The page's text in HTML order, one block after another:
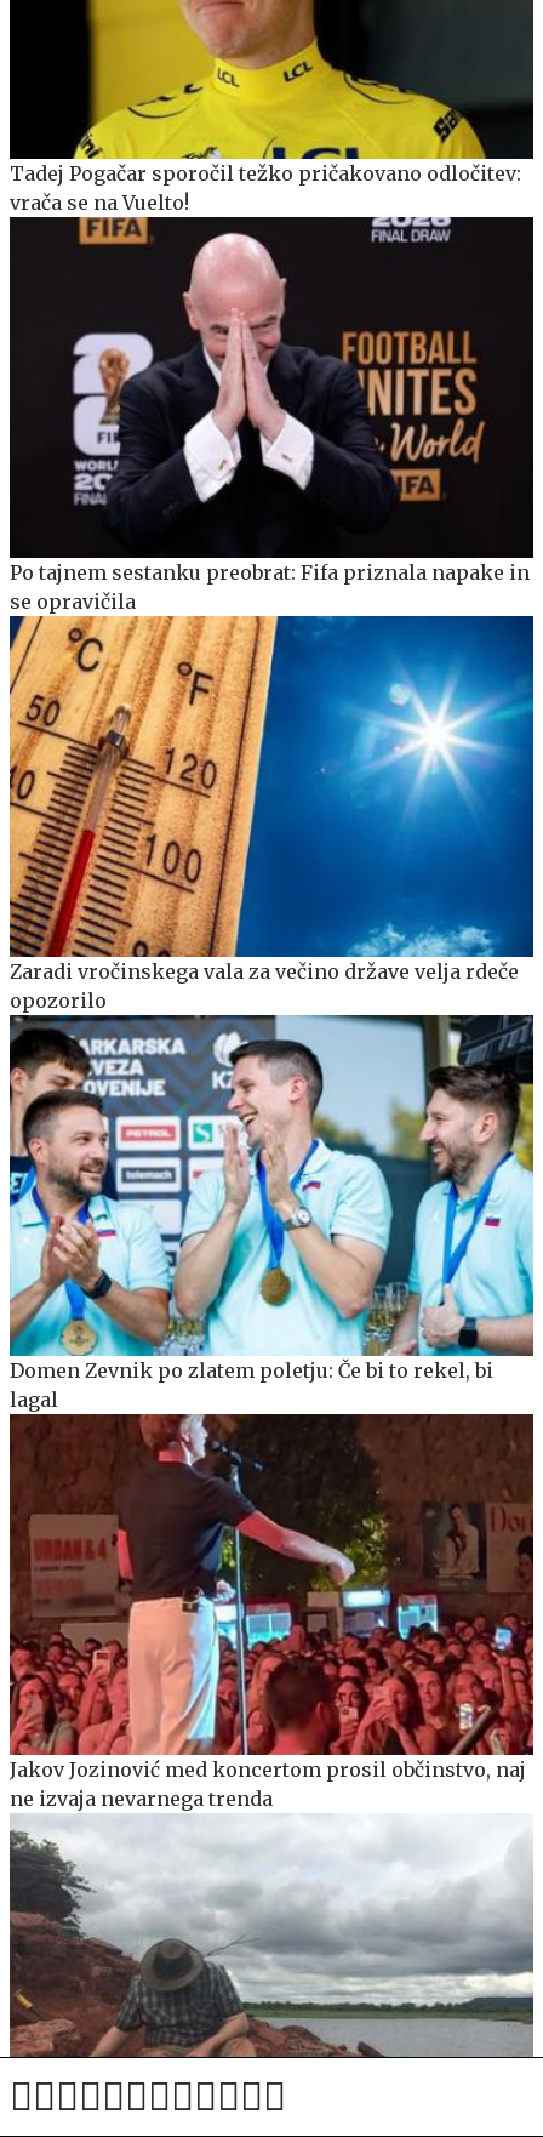
Tadej Pogačar sporočil težko pričakovano odločitev:
vrača se na Vuelto!
Po tajnem sestanku preobrat: Fifa priznala napake in
se opravičila
Zaradi vročinskega vala za večino države velja rdeče
opozorilo
Domen Zevnik po zlatem poletju: Če bi to rekel, bi
lagal
Jakov Jozinović med koncertom prosil občinstvo, naj
ne izvaja nevarnega trenda